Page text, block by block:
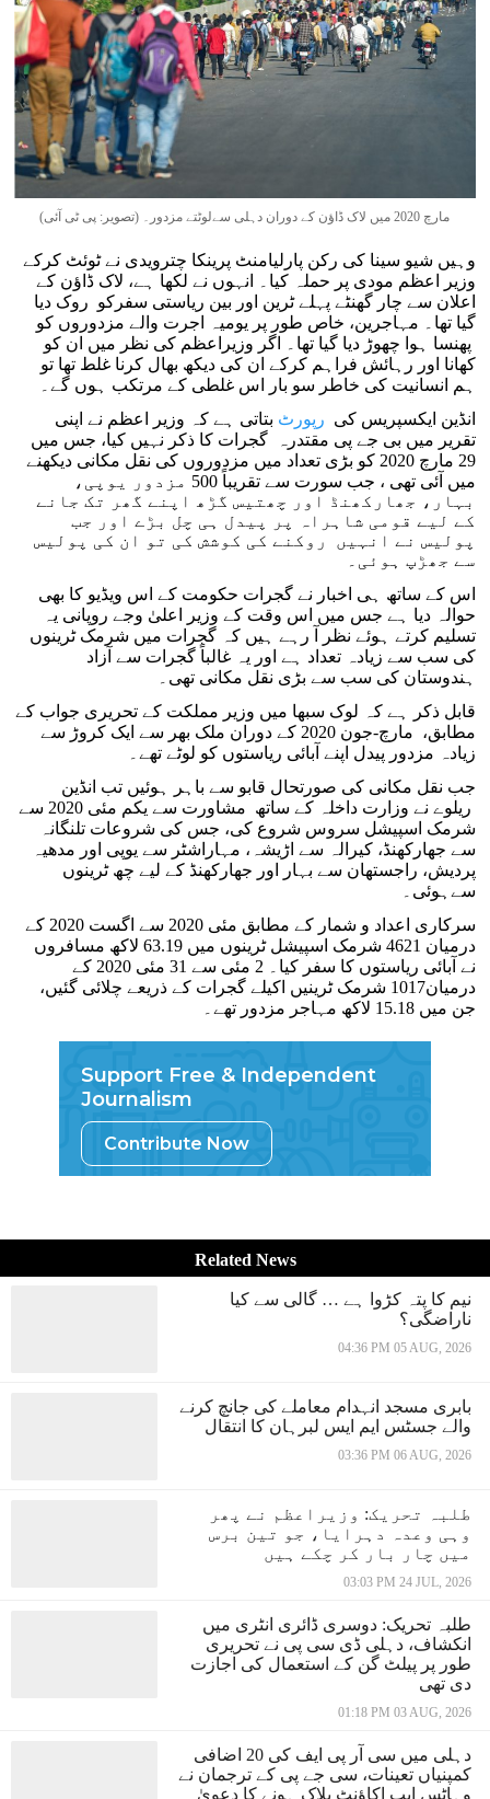
مارچ 2020 میں لاک ڈاؤن کے دوران دہلی سےلوٹتے مزدور۔ (تصویر: پی ٹی آئی)
وہیں شیو سینا کی رکن پارلیامنٹ پرینکا چترویدی نے ٹوئٹ کرکے
وزیر اعظم مودی پر حملہ کیا۔ انہوں نے لکھا ہے، لاک ڈاؤن کے
اعلان سے چار گھنٹے پہلے ٹرین اور بین ریاستی سفرکو روک دیا
گیا تھا۔ مہاجرین، خاص طور پر یومیہ اجرت والے مزدوروں کو
پھنسا ہوا چھوڑ دیا گیا تھا۔ اگر وزیراعظم کی نظر میں ان کو
کھانا اور رہائش فراہم کرکے ان کی دیکھ بھال کرنا غلط تھا تو
ہم انسانیت کی خاطر سو بار اس غلطی کے مرتکب ہوں گے۔
انڈین ایکسپریس کی رپورٹ بتاتی ہے کہ وزیر اعظم نے اپنی
تقریر میں بی جے پی مقتدرہ گجرات کا ذکر نہیں کیا، جس میں
29 مارچ 2020 کو بڑی تعداد میں مزدوروں کی نقل مکانی دیکھنے
میں آئی تھی ، جب سورت سے تقریباً 500 مزدور یوپی،
بہار، جھارکھنڈ اور چھتیس گڑھ اپنے گھر تک جانے
کے لیے قومی شاہراہ پر پیدل ہی چل بڑے اور جب
پولیس نے انہیں روکنے کی کوشش کی تو ان کی پولیس
سے جھڑپ ہوئی۔
اس کے ساتھ ہی اخبار نے گجرات حکومت کے اس ویڈیو کا بھی
حوالہ دیا ہے جس میں اس وقت کے وزیر اعلیٰ وجے روپانی یہ
تسلیم کرتے ہوئے نظر آ رہے ہیں کہ گجرات میں شرمک ٹرینوں
کی سب سے زیادہ تعداد ہے اور یہ غالباً گجرات سے آزاد
ہندوستان کی سب سے بڑی نقل مکانی تھی۔
قابل ذکر ہے کہ لوک سبھا میں وزیر مملکت کے تحریری جواب کے
مطابق، مارچ-جون 2020 کے دوران ملک بھر سے ایک کروڑ سے
زیادہ مزدور پیدل اپنے آبائی ریاستوں کو لوٹے تھے۔
جب نقل مکانی کی صورتحال قابو سے باہر ہوئیں تب انڈین
ریلوے نے وزارت داخلہ کے ساتھ مشاورت سے یکم مئی 2020 سے
شرمک اسپیشل سروس شروع کی، جس کی شروعات تلنگانہ
سے جھارکھنڈ، کیرالہ سے اڑیشہ، مہاراشٹر سے یوپی اور مدھیہ
پردیش، راجستھان سے بہار اور جھارکھنڈ کے لیے چھ ٹرینوں
سےہوئی۔
سرکاری اعداد و شمار کے مطابق مئی 2020 سے اگست 2020 کے
درمیان 4621 شرمک اسپیشل ٹرینوں میں 63.19 لاکھ مسافروں
نے آبائی ریاستوں کا سفر کیا۔ 2 مئی سے 31 مئی 2020 کے
درمیان1017 شرمک ٹرینیں اکیلے گجرات کے ذریعے چلائی گئیں،
جن میں 15.18 لاکھ مہاجر مزدور تھے۔
Support Free & Independent
Journalism
Contribute Now
Related News
نیم کا پتہ کڑوا ہے … گالی سے کیا
ناراضگی؟
04:36 PM 05 AUG, 2026
بابری مسجد انہدام معاملے کی جانچ کرنے
والے جسٹس ایم ایس لبرہان کا انتقال
03:36 PM 06 AUG, 2026
طلبہ تحریک: وزیراعظم نے پھر
وہی وعدہ دہرایا، جو تین برس
میں چار بار کر چکے ہیں
03:03 PM 24 JUL, 2026
طلبہ تحریک: دوسری ڈائری انٹری میں
انکشاف، دہلی ڈی سی پی نے تحریری
طور پر پیلٹ گن کے استعمال کی اجازت
دی تھی
01:18 PM 03 AUG, 2026
دہلی میں سی آر پی ایف کی 20 اضافی
کمپنیاں تعینات، سی جے پی کے ترجمان نے
وہاٹس ایپ اکاؤنٹ بلاک ہونے کا دعویٰ